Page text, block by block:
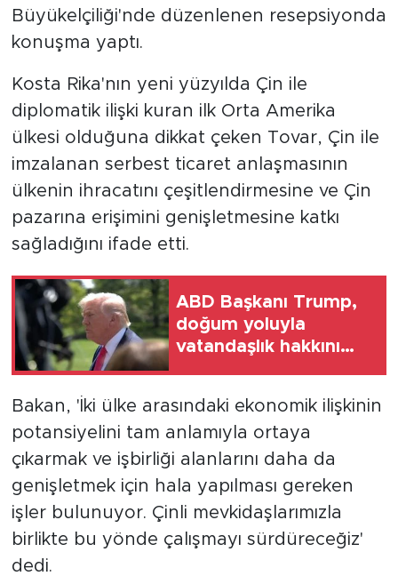
Büyükelçiliği'nde düzenlenen resepsiyonda
konuşma yaptı.
Kosta Rika'nın yeni yüzyılda Çin ile
diplomatik ilişki kuran ilk Orta Amerika
ülkesi olduğuna dikkat çeken Tovar, Çin ile
imzalanan serbest ticaret anlaşmasının
ülkenin ihracatını çeşitlendirmesine ve Çin
pazarına erişimini genişletmesine katkı
sağladığını ifade etti.
ABD Başkanı Trump,
doğum yoluyla
vatandaşlık hakkını
imzaladı
Bakan, 'İki ülke arasındaki ekonomik ilişkinin
potansiyelini tam anlamıyla ortaya
çıkarmak ve işbirliği alanlarını daha da
genişletmek için hala yapılması gereken
işler bulunuyor. Çinli mevkidaşlarımızla
birlikte bu yönde çalışmayı sürdüreceğiz'
dedi.